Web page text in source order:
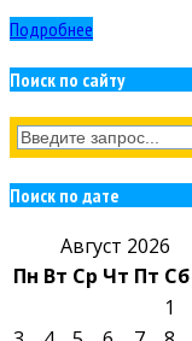
Подробнее
Поиск по сайту
Поиск по дате
Август 2026
Пн Вт Ср Чт Пт Сб
1